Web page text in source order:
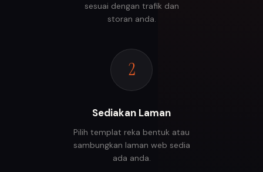
sesuai dengan trafik dan
storan anda.
2
Sediakan Laman
Pilih templat reka bentuk atau
sambungkan laman web sedia
ada anda.